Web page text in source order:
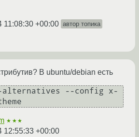
11:08:30 +00:00 автор топика
В ubuntu/debian есть
★★★
12:55:33 +00:00